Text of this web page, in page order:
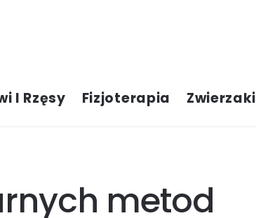
I Rzęsy Fizjoterapia Zwierzaki
metod